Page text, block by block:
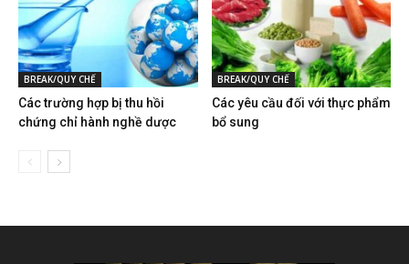
BREAK/QUY CHẾ
Các trường hợp bị thu hồi
chứng chỉ hành nghề dược
BREAK/QUY CHẾ
Các yêu cầu đối với thực phẩm
bổ sung